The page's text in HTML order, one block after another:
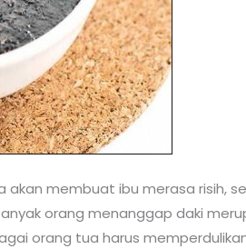
membuat ibu merasa risih,
orang menanggap daki
orang tua harus